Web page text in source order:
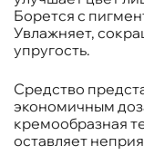
Борется с
Увлажняет,
упругость.
Средство
экономичным
кремообразная
оставляет